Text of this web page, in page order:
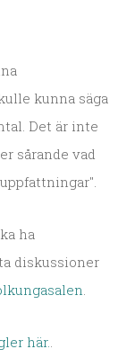
kunna säga
Det är inte
sårande vad
ha
diskussioner
.
här..